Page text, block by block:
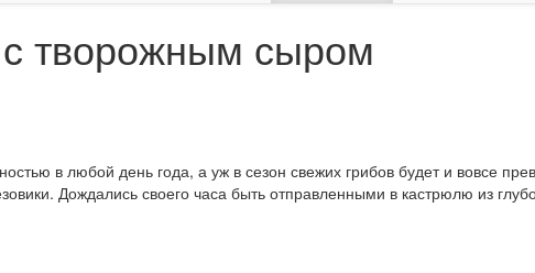
творожным сыром
в любой день года, а уж в сезон свежих грибов будет и вовсе
Дождались своего часа быть отправленными в кастрюлю из